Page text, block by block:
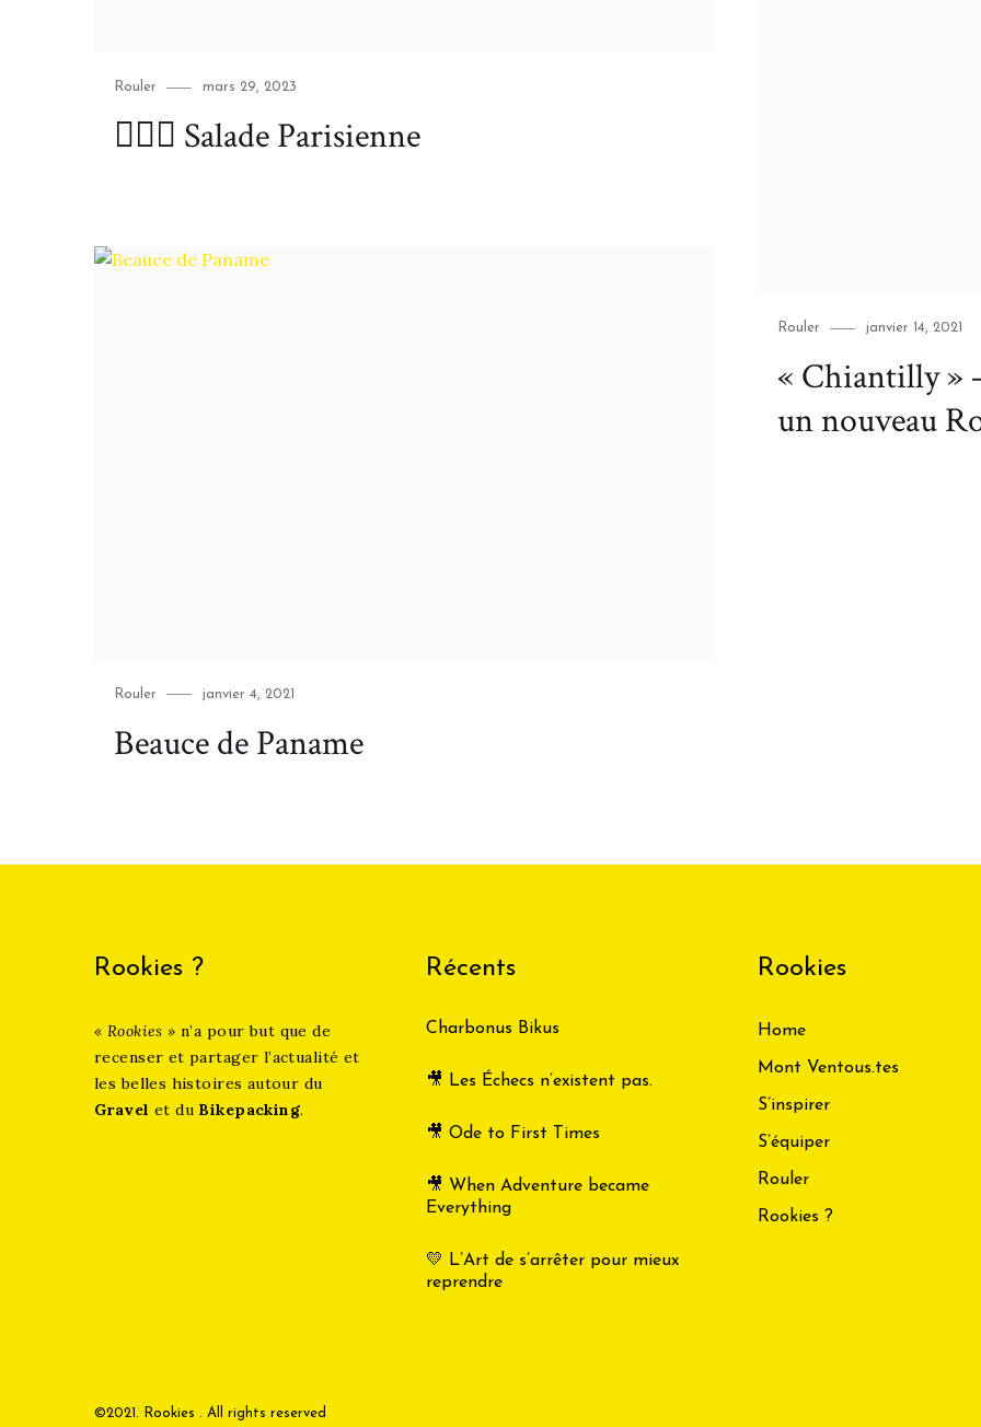
Category
Rouler
Posted
mars 29, 2023
🚴🏻‍♂️ Salade Parisienne
Category
Rouler
Posted
janvier 14, 2021
« Chiantilly »
un nouveau
Category
Rouler
Posted
janvier 4, 2021
Beauce de Paname
Rookies ?
« Rookies »n’a pour but que de
recenser et partager l’actualité et
les belles histoires autour du
Gravel et du Bikepacking.
Récents
Charbonus Bikus
🎥 Les Échecs n’existent pas.
🎥 Ode to First Times
🎥 When Adventure became
Everything
💛 L’Art de s’arrêter pour mieux
reprendre
Rookies
Home
Mont Ventous.tes
S’inspirer
S’équiper
Rouler
Rookies ?
©2021. Rookies . All rights reserved